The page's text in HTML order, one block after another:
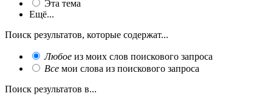
Эта тема
Ещё...
Поиск результатов, которые содержат...
Любое из моих слов поискового запроса
Все мои слова из поискового запроса
Поиск результатов в...